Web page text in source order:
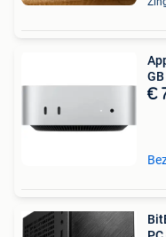
GB
€